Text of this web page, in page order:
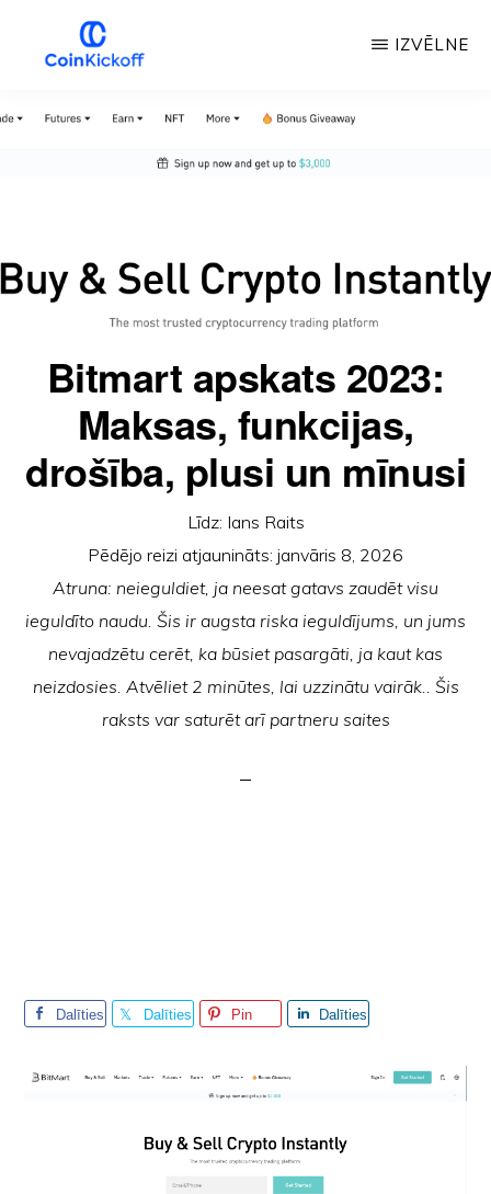
saturu
IZLAIŠANAS
IZVĒLNE
Bitmart apskats 2023:
Maksas, funkcijas,
drošība, plusi un mīnusi
Līdz: Ians Raits
Pēdējo reizi atjaunināts: janvāris 8, 2026
Atruna: neieguldiet, ja neesat gatavs zaudēt visu
ieguldīto naudu. Šis ir augsta riska ieguldījums, un jums
nevajadzētu cerēt, ka būsiet pasargāti, ja kaut kas
neizdosies. Atvēliet 2 minūtes, lai uzzinātu vairāk.. Šis
raksts var saturēt arī partneru saites
Dalīties Dalīties Pin Dalīties